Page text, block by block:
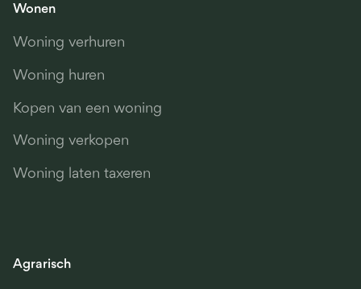
Wonen
Woning verhuren
Woning huren
Kopen van een woning
Woning verkopen
Woning laten taxeren
Agrarisch